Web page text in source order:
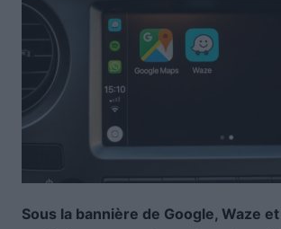
Sous la bannière de Google, Waze